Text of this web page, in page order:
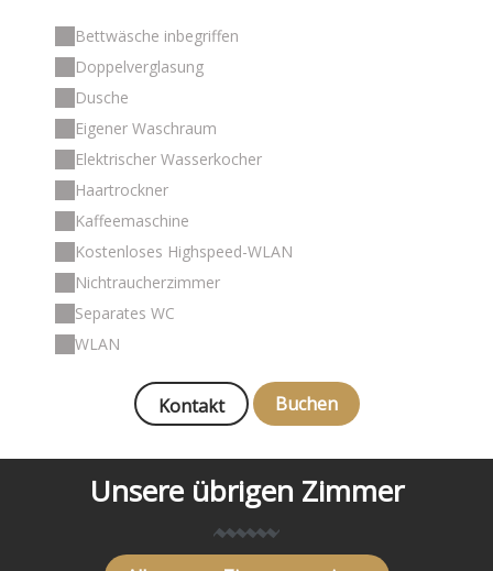
Bettwäsche inbegriffen
Doppelverglasung
Dusche
Eigener Waschraum
Elektrischer Wasserkocher
Haartrockner
Kaffeemaschine
Kostenloses Highspeed-WLAN
Nichtraucherzimmer
Separates WC
WLAN
Kontakt Buchen
Unsere übrigen Zimmer